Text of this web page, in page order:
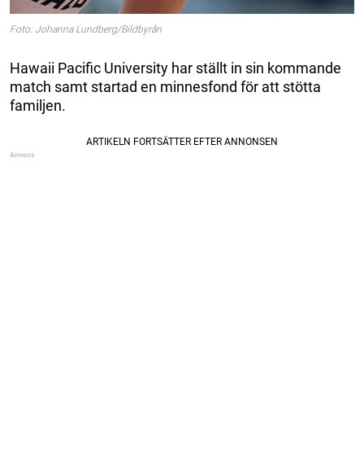
Foto: Johanna Lundberg/Bildbyrån
Hawaii Pacific University har ställt in sin kommande
match samt startad en minnesfond för att stötta
familjen.